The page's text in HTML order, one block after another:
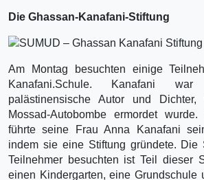
Die Ghassan-Kanafani-Stiftung
Am Montag besuchten einige
Kanafani.Schule. Kanafani
palästinensische Autor und
Mossad-Autobombe ermordet
führte seine Frau Anna Kanafani
indem sie eine Stiftung gründete. Die
Teilnehmer besuchten ist Teil dieser
einen Kindergarten, eine Grundschule